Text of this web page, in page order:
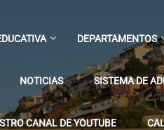
DEPARTAMENTOS
NOTICIAS SISTEMA DE
CANAL DE YOUTUBE